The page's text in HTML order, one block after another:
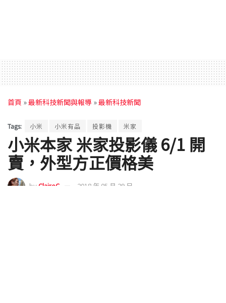
首頁 »最新科技新聞與報導 »最新科技新聞
Tags: 小米 小米有品 投影機 米家
小米本家 米家投影儀 6/1 開
賣，外型方正價格美
byClaireC 2018 年 05 月 29 日